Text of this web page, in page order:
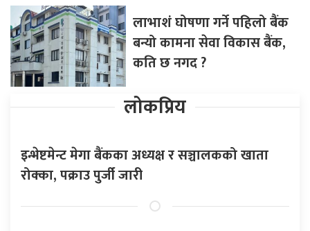
लाभाशं घोषणा गर्ने पहिलो बैंक
बन्यो कामना सेवा विकास बैंक,
कति छ नगद ?
लोकप्रिय
इन्भेष्टमेन्ट मेगा बैंकका अध्यक्ष र सञ्चालकको खाता
रोक्का, पक्राउ पुर्जी जारी